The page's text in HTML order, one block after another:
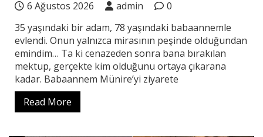
6 Ağustos 2026 admin
0
35 yaşındaki bir adam, 78 yaşındaki babaannemle
evlendi. Onun yalnızca mirasının peşinde olduğundan
emindim… Ta ki cenazeden sonra bana bırakılan
mektup, gerçekte kim olduğunu ortaya çıkarana
kadar. Babaannem Münire’yi ziyarete
Read More